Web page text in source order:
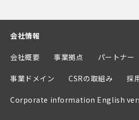
会社情報
会社概要 事業拠点 パートナー
事業ドメイン CSRの取組み 採
Corporate information English